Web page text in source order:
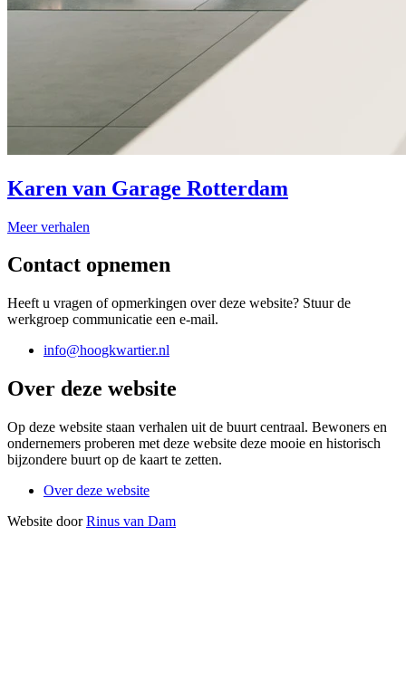
Karen van Garage Rotterdam
Meer verhalen
Contact opnemen
Heeft u vragen of opmerkingen over deze website? Stuur de
werkgroep communicatie een e-mail.
info@hoogkwartier.nl
Over deze website
Op deze website staan verhalen uit de buurt centraal. Bewoners en
ondernemers proberen met deze website deze mooie en historisch
bijzondere buurt op de kaart te zetten.
Over deze website
Website doorRinus van Dam